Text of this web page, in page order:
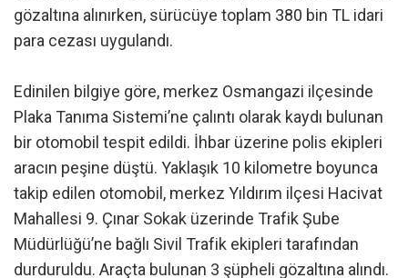
gözaltına alınırken, sürücüye toplam 380 bin TL idari
para cezası uygulandı.
Edinilen bilgiye göre, merkez Osmangazi ilçesinde
Plaka Tanıma Sistemi’ne çalıntı olarak kaydı bulunan
bir otomobil tespit edildi. İhbar üzerine polis ekipleri
aracın peşine düştü. Yaklaşık 10 kilometre boyunca
takip edilen otomobil, merkez Yıldırım ilçesi Hacivat
Mahallesi 9. Çınar Sokak üzerinde Trafik Şube
Müdürlüğü’ne bağlı Sivil Trafik ekipleri tarafından
durduruldu. Araçta bulunan 3 şüpheli gözaltına alındı.